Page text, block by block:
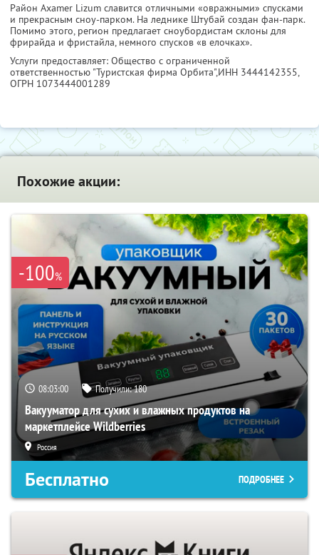
Район Axamer Lizum славится отличными «овражными» спусками
и прекрасным сноу-парком. На леднике Штубай создан фан-парк.
Помимо этого, регион предлагает сноубордистам склоны для
фрирайда и фристайла, немного спусков «в елочках».
Услуги предоставляет: Общество с ограниченной
ответственностью "Туристская фирма Орбита",ИНН 3444142355,
ОГРН 1073444001289
Похожие акции:
-100%
08:02:59 Получили:180
Вакууматор для сухих и влажных продуктов на
маркетплейсе Wildberries
Россия
Бесплатно ПОДРОБНЕЕ